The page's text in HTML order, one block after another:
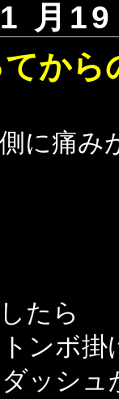
月
から
に痛み
たら
ンボ掛
ッシュ